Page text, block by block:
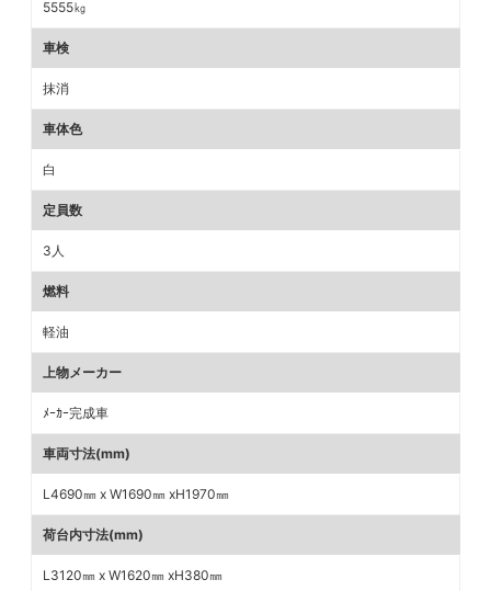
5555㎏
車検
抹消
車体色
白
定員数
3人
燃料
軽油
上物メーカー
ﾒｰｶｰ完成車
車両寸法(mm)
L4690㎜ x W1690㎜ xH1970㎜
荷台内寸法(mm)
L3120㎜ x W1620㎜ xH380㎜